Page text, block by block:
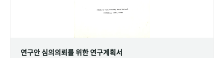
연구안 심의의뢰를 위한 연구계획서